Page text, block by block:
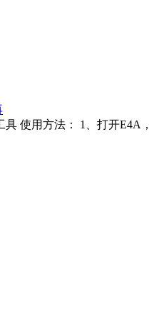
使用方法： 1、打开E4A